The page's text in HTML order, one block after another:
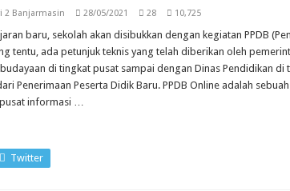
2 Banjarmasin 28/05/2021 28 10,725
baru, sekolah akan disibukkan dengan kegiatan PPDB
tentu, ada petunjuk teknis yang telah diberikan oleh
di tingkat pusat sampai dengan Dinas Pendidikan di
Penerimaan Peserta Didik Baru. PPDB Online adalah
informasi …
Twitter